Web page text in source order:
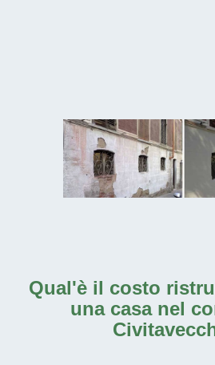
Qual'è il costo
una casa nel